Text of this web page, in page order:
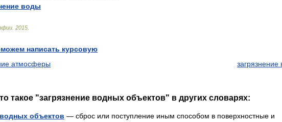
воды
2015
написать курсовую
атмосферы
загрязнение
такое "загрязнение водных объектов" в других словарях:
объектов — сброс или поступление иным способом в поверхностные и